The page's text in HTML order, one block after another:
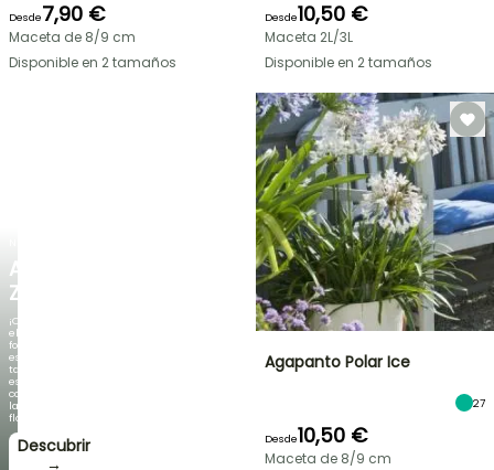
AGAPANTHUS
ZAMBEZI
¡Cuando
el
follaje
es
tan
espectacular
como
la
floración!
Descubrir
→
Desde7,90 €
Maceta de 8/9 cm
Disponible en 2 tamaños
Desde10,50 €
Maceta 2L/3L
Disponible en 2 tamaños
Agapanto Polar Ice
27
Desde10,50 €
Maceta de 8/9 cm